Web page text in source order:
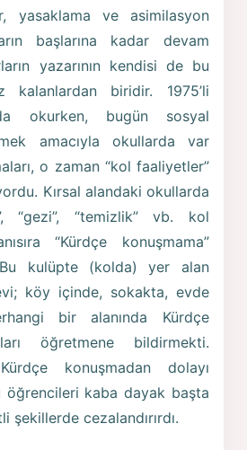
yasaklama ve asimilasyon
başlarına kadar devam
yazarının kendisi de bu
kalanlardan biridir. 1975’li
okurken, bugün sosyal
amacıyla okullarda var
o zaman “kol faaliyetler”
Kırsal alandaki okullarda
“gezi”, “temizlik” vb. kol
“Kürdçe konuşmama”
kulüpte (kolda) yer alan
köy içinde, sokakta, evde
bir alanında Kürdçe
öğretmene bildirmekti.
konuşmadan dolayı
öğrencileri kaba dayak başta
şekillerde cezalandırırdı.